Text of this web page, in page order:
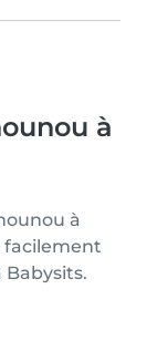
à
à
facilement
Babysits.